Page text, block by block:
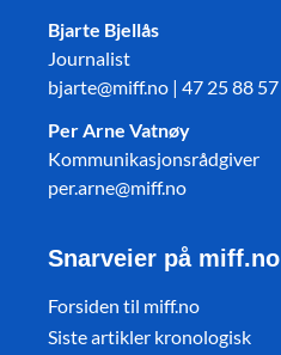
Bjarte Bjellås
Journalist
bjarte@miff.no | 47 25 88 57
Per Arne Vatnøy
Kommunikasjonsrådgiver
per.arne@miff.no
Snarveier på miff.no
Forsiden til miff.no
Siste artikler kronologisk